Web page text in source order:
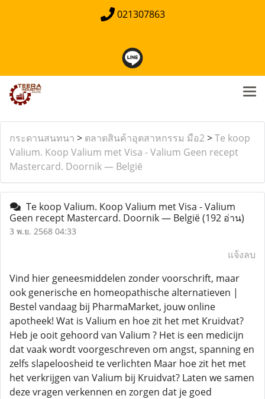
021307863
กระดานสนทนา > ตลาดสินค้าอุตสาหกรรม มือ2>Te koop
Valium. Koop Valium met Visa - Valium Geen recept
Mastercard. Doornik — België
Te koop Valium. Koop Valium met Visa - Valium
Geen recept Mastercard. Doornik — België(192 อ่าน)
3 พ.ย. 2568 04:33
แจ้งลบ
Vind hier geneesmiddelen zonder voorschrift, maar
ook generische en homeopathische alternatieven |
Bestel vandaag bij PharmaMarket, jouw online
apotheek! Wat is Valium en hoe zit het met Kruidvat?
Heb je ooit gehoord van Valium ? Het is een medicijn
dat vaak wordt voorgeschreven om angst, spanning en
zelfs slapeloosheid te verlichten Maar hoe zit het met
het verkrijgen van Valium bij Kruidvat? Laten we samen
deze vragen verkennen en zorgen dat je goed